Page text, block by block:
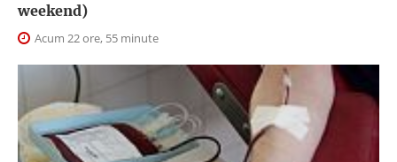
weekend)
Acum 22 ore, 55 minute